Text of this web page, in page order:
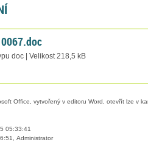
doc | Velikost 218,5 kB
Office, vytvořený v editoru Word, otevřít lze v
05:33:41
Administrator